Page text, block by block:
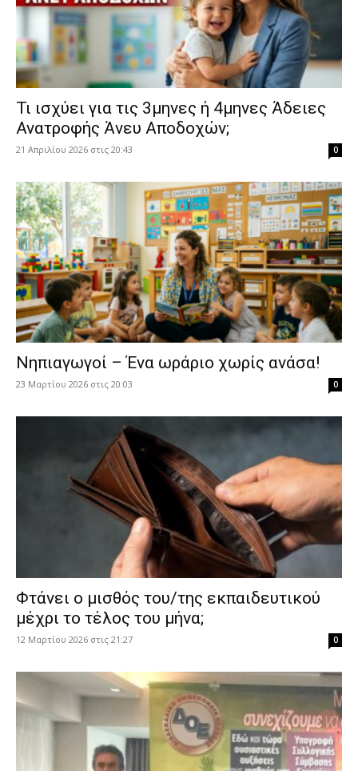
​Τι ισχύει για τις 3μηνες ή 4μηνες Άδειες
Ανατροφής Άνευ Αποδοχών;
21 Απριλίου 2026 στις 20:43 0
Νηπιαγωγοί – Ένα ωράριο χωρίς ανάσα!
23 Μαρτίου 2026 στις 20:03 0
Φτάνει ο μισθός του/της εκπαιδευτικού
μέχρι το τέλος του μήνα;
12 Μαρτίου 2026 στις 21:27 0